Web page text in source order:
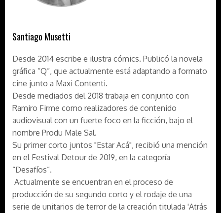
Santiago Musetti
Desde 2014 escribe e ilustra cómics. Publicó la novela
gráfica “Q”, que actualmente está adaptando a formato
cine junto a Maxi Contenti.
Desde mediados del 2018 trabaja en conjunto con
Ramiro Firme como realizadores de contenido
audiovisual con un fuerte foco en la ficción, bajo el
nombre Produ Male Sal.
Su primer corto juntos "Estar Acá", recibió una mención
en el Festival Detour de 2019, en la categoría
“Desafíos”.
Actualmente se encuentran en el proceso de
producción de su segundo corto y el rodaje de una
serie de unitarios de terror de la creación titulada 'Atrás